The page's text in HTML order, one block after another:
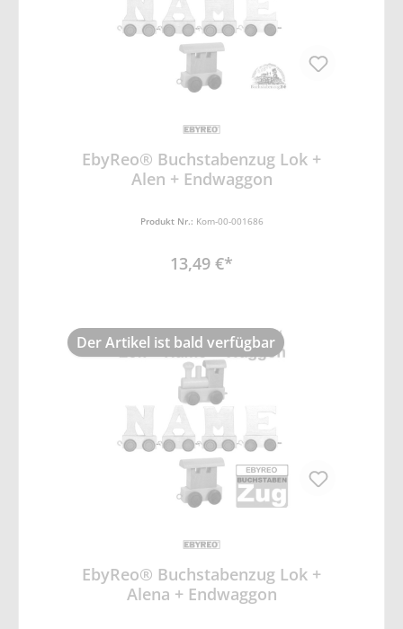
EbyReo® Buchstabenzug Lok +
Alen + Endwaggon
Produkt Nr.: Kom-00-001686
13,49 €*
Der Artikel ist bald verfügbar
EbyReo® Buchstabenzug Lok +
Alena + Endwaggon